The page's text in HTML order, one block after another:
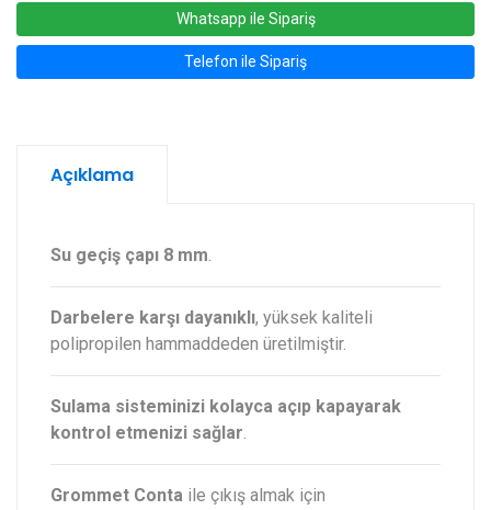
Whatsapp ile Sipariş
Telefon ile Sipariş
Açıklama
Su geçiş çapı 8 mm.
Darbelere karşı dayanıklı, yüksek kaliteli
polipropilen hammaddeden üretilmiştir.
Sulama sisteminizi kolayca açıp kapayarak
kontrol etmenizi sağlar.
Grommet Conta ile çıkış almak için